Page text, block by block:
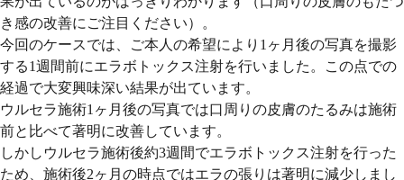
き感の改善にご注目ください）。
今回のケースでは、ご本人の希望により1ヶ月後の写真を撮影
する1週間前にエラボトックス注射を行いました。この点での
経過で大変興味深い結果が出ています。
ウルセラ施術1ヶ月後の写真では口周りの皮膚のたるみは施術
前と比べて著明に改善しています。
しかしウルセラ施術後約3週間でエラボトックス注射を行った
ため、施術後2ヶ月の時点ではエラの張りは著明に減少しまし